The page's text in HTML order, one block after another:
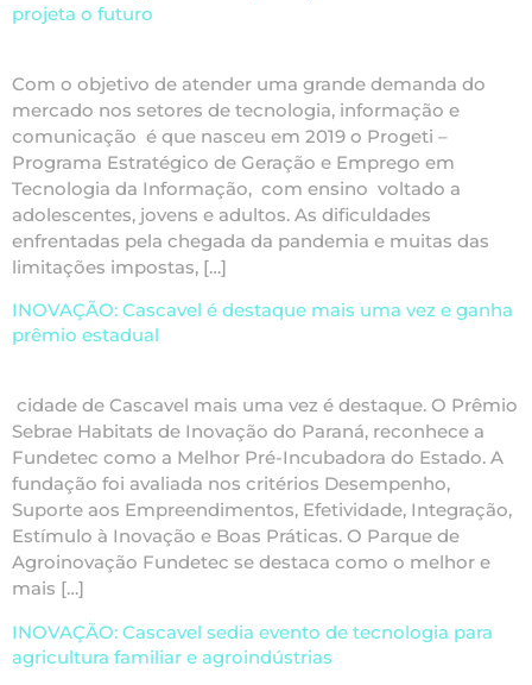
projeta o futuro
Com o objetivo de atender uma grande demanda do
mercado nos setores de tecnologia, informação e
comunicação é que nasceu em 2019 o Progeti –
Programa Estratégico de Geração e Emprego em
Tecnologia da Informação, com ensino voltado a
adolescentes, jovens e adultos. As dificuldades
enfrentadas pela chegada da pandemia e muitas das
limitações impostas, […]
INOVAÇÃO: Cascavel é destaque mais uma vez e ganha
prêmio estadual
cidade de Cascavel mais uma vez é destaque. O Prêmio
Sebrae Habitats de Inovação do Paraná, reconhece a
Fundetec como a Melhor Pré-Incubadora do Estado. A
fundação foi avaliada nos critérios Desempenho,
Suporte aos Empreendimentos, Efetividade, Integração,
Estímulo à Inovação e Boas Práticas. O Parque de
Agroinovação Fundetec se destaca como o melhor e
mais […]
INOVAÇÃO: Cascavel sedia evento de tecnologia para
agricultura familiar e agroindústrias